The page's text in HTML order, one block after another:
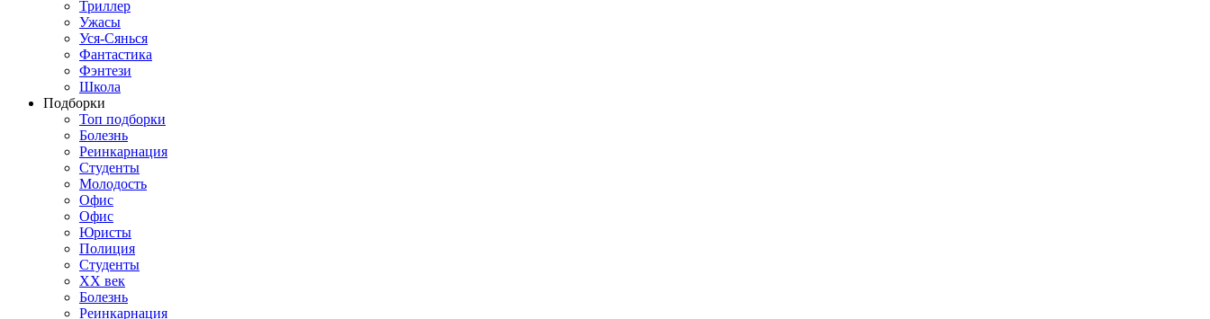
Триллер
Ужасы
Уся-Сянься
Фантастика
Фэнтези
Школа
Подборки
Топ подборки
Болезнь
Реинкарнация
Студенты
Молодость
Офис
Офис
Юристы
Полиция
Студенты
ХХ век
Болезнь
Реинкарнация